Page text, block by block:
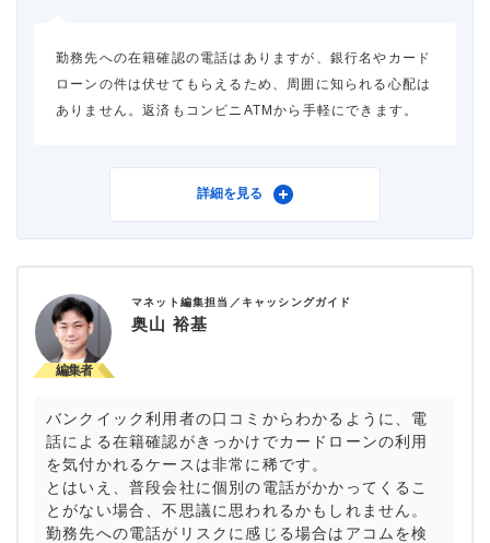
重視した点 借入スピード
勤務先への在籍確認の電話はありますが、銀行名やカード
ローンの件は伏せてもらえるため、周囲に知られる心配は
ありません。返済もコンビニATMから手軽にできます。
三菱ＵＦＪ銀行カードロー
借入金額
金利
審査時間 1週間以内
借入事実の把握 家族
重視した点 審査の容易さ
詳細を見る
マネット編集担当／キャッシングガイド
奥山 裕基
バンクイック利用者の口コミからわかるように、電
話による在籍確認がきっかけでカードローンの利用
を気付かれるケースは非常に稀です。
とはいえ、普段会社に個別の電話がかかってくるこ
とがない場合、不思議に思われるかもしれません。
勤務先への電話がリスクに感じる場合はアコムを検